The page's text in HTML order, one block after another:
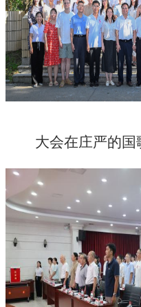
大会在庄严的国